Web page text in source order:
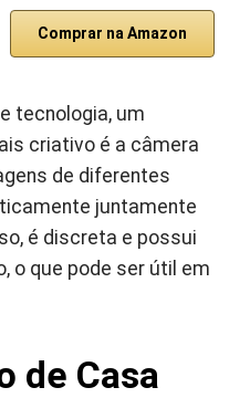
Comprar na Amazon
tecnologia, um
criativo é a câmera
de diferentes
juntamente
é discreta e possui
o que pode ser útil em
de Casa